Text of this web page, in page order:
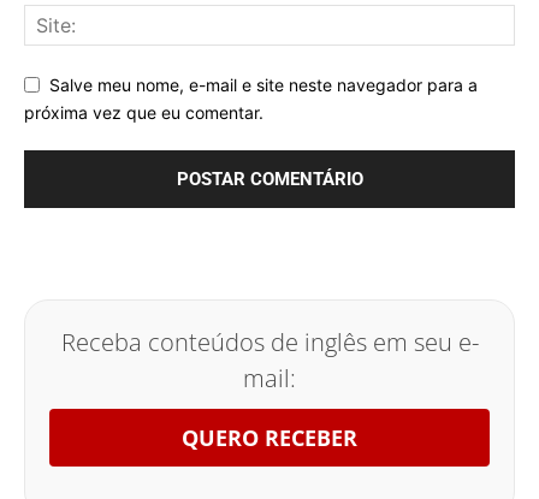
Salve meu nome, e-mail e site neste navegador para a
próxima vez que eu comentar.
Receba conteúdos de inglês em seu e-
mail:
QUERO RECEBER